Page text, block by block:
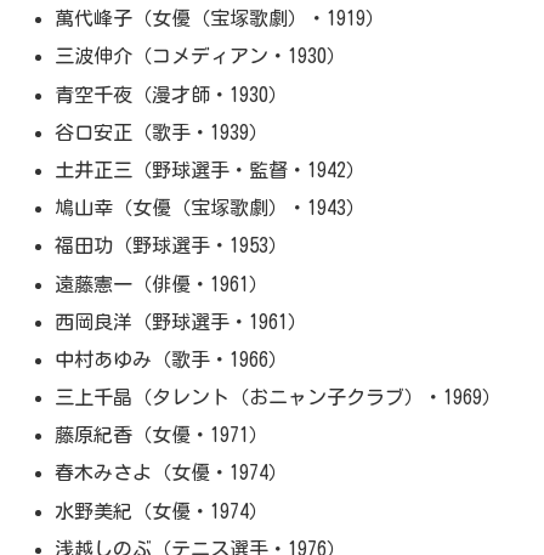
萬代峰子（女優（宝塚歌劇）・1919）
三波伸介（コメディアン・1930）
青空千夜（漫才師・1930）
谷口安正（歌手・1939）
土井正三（野球選手・監督・1942）
鳩山幸（女優（宝塚歌劇）・1943）
福田功（野球選手・1953）
遠藤憲一（俳優・1961）
西岡良洋（野球選手・1961）
中村あゆみ（歌手・1966）
三上千晶（タレント（おニャン子クラブ）・1969）
藤原紀香（女優・1971）
春木みさよ（女優・1974）
水野美紀（女優・1974）
浅越しのぶ（テニス選手・1976）